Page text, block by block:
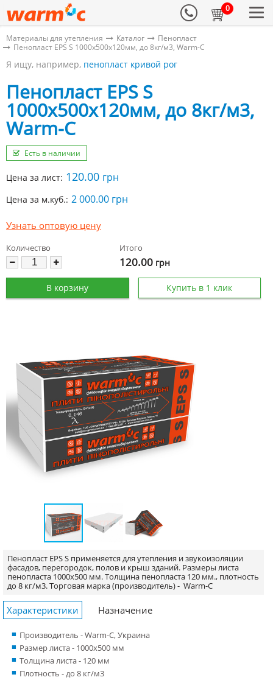
0
Материалы для утепления Каталог
Пенопласт
Пенопласт EPS S 1000х500х120мм, до 8кг/м3, Warm-C
Я ищу, например, пенопласт кривой рог
Пенопласт EPS S
1000х500х120мм, до 8кг/м3,
Warm-C
Есть в наличии
Цена за лист: 120.00 грн
Цена за м.куб.: 2 000.00 грн
Узнать оптовую цену
Количество Итого
120.00 грн
В корзину Купить в 1 клик
Пенопласт EPS S применяется для утепления и звукоизоляции
фасадов, перегородок, полов и крыш зданий. Размеры листа
пенопласта 1000х500 мм. Толщина пенопласта 120 мм., плотность
до 8 кг/м3.Торговая марка (производитель) - Warm-C
Характеристики Назначение
Производитель - Warm-C, Украина
Размер листа - 1000x500 мм
Толщина листа - 120 мм
Плотность - до 8 кг/м3